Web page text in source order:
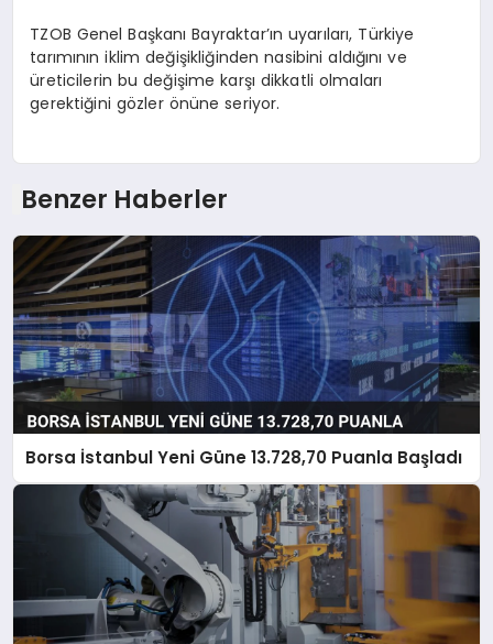
TZOB Genel Başkanı Bayraktar’ın uyarıları, Türkiye
tarımının iklim değişikliğinden nasibini aldığını ve
üreticilerin bu değişime karşı dikkatli olmaları
gerektiğini gözler önüne seriyor.
Benzer Haberler
Borsa İstanbul Yeni Güne 13.728,70 Puanla Başladı